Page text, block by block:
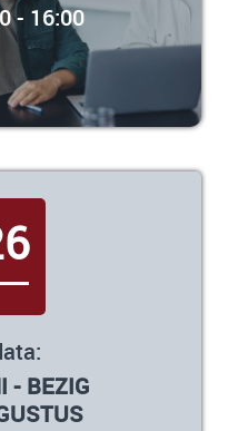
- 16:00
- BEZIG